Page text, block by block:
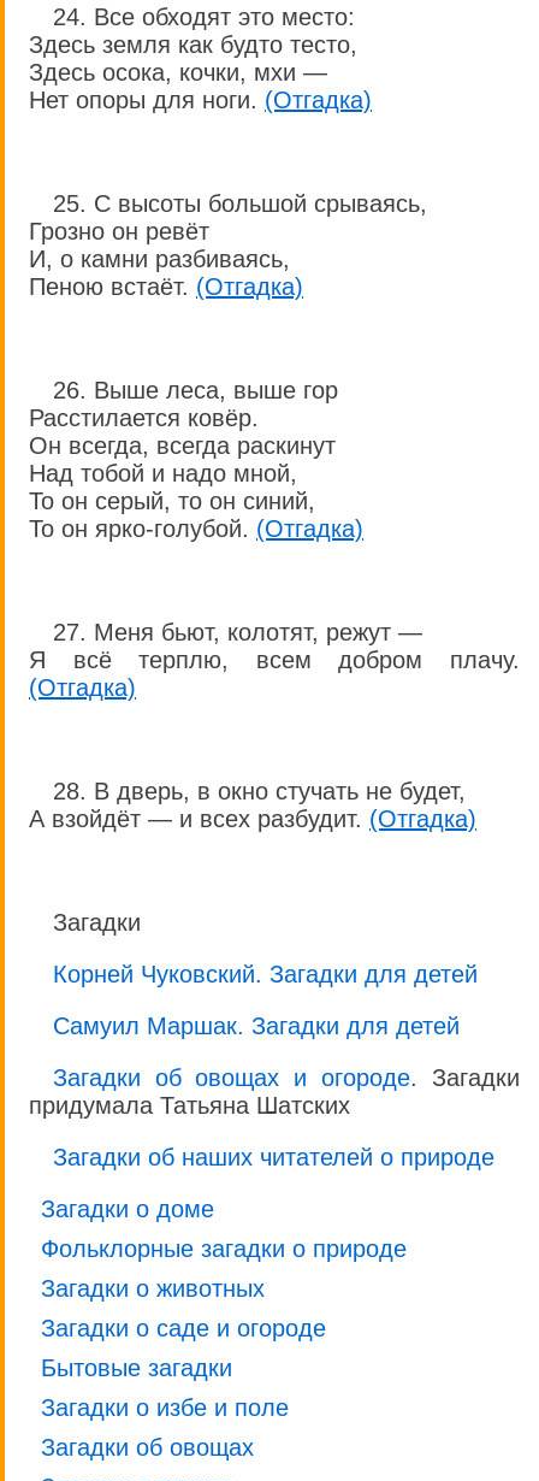
24. Все обходят это место:
Здесь земля как будто тесто,
Здесь осока, кочки, мхи —
Нет опоры для ноги. (Отгадка)
25. С высоты большой срываясь,
Грозно он ревёт
И, о камни разбиваясь,
Пеною встаёт. (Отгадка)
26. Выше леса, выше гор
Расстилается ковёр.
Он всегда, всегда раскинут
Над тобой и надо мной,
То он серый, то он синий,
То он ярко-голубой. (Отгадка)
27. Меня бьют, колотят, режут —
Я всё терплю, всем добром плачу.
(Отгадка)
28. В дверь, в окно стучать не будет,
А взойдёт — и всех разбудит. (Отгадка)
Загадки
Корней Чуковский. Загадки для детей
Самуил Маршак. Загадки для детей
Загадки об овощах и огороде. Загадки
придумала Татьяна Шатских
Загадки об наших читателей о природе
Загадки о доме
Фольклорные загадки о природе
Загадки о животных
Загадки о саде и огороде
Бытовые загадки
Загадки о избе и поле
Загадки об овощах